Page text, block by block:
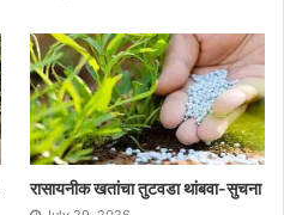
रासायनीक खतांचा तुटवडा थांबवा-सुचना